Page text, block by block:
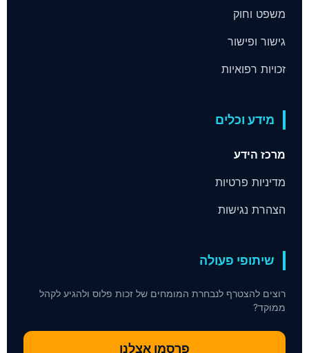
משפט וחוק
גישור ופישור
זכויות רפואיות
מידע וכלים
מרכז הידע
מדיניות פרטיות
הצהרת נגישות
שיתופי פעולה
רוצים להצטרף לנבחרת המומחים של זכות פלוס ולהגיע לקהל
ממוקד?
פרסמו אצלנו